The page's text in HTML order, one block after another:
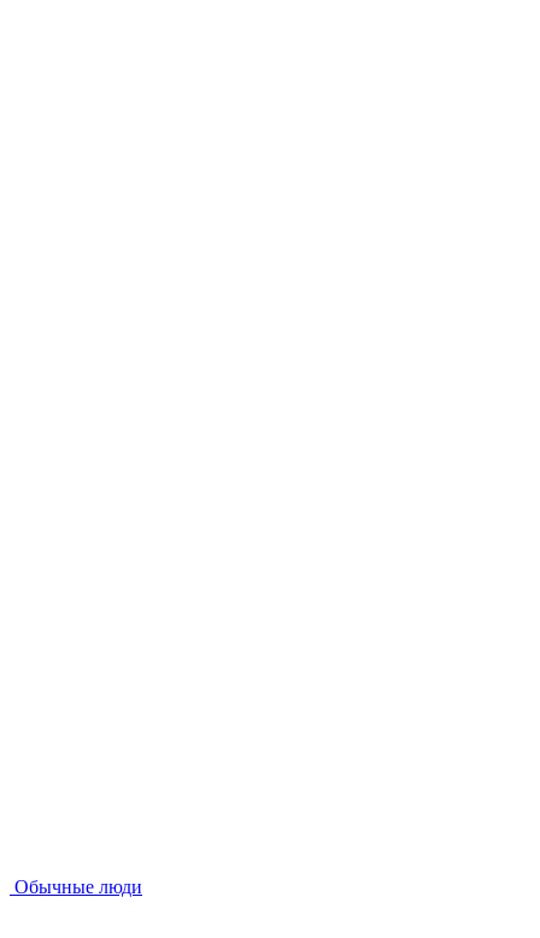
Обычные люди